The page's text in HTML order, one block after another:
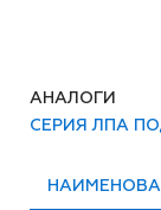
АНАЛОГИ
СЕРИЯ ЛПА